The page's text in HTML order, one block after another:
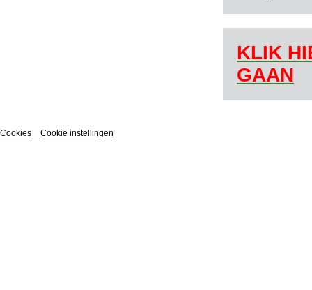
KLIK
GAAN
Cookies Cookie instellingen